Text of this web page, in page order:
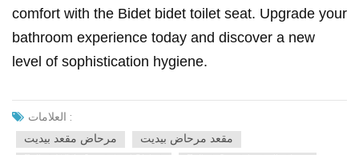
comfort with the Bidet bidet toilet seat. Upgrade your
bathroom experience today and discover a new
level of sophistication hygiene.
العلامات :
مرحاض مقعد بيديت مقعد مرحاض بيديت